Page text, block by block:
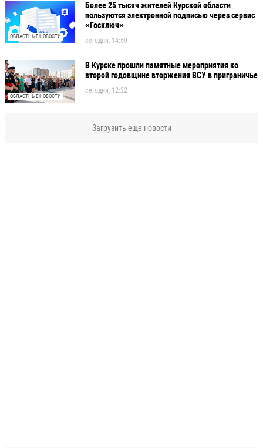
ОБЛАСТНЫЕ НОВОСТИ
Более 25 тысяч жителей Курской области
пользуются электронной подписью через сервис
«Госключ»
сегодня, 14:59
ОБЛАСТНЫЕ НОВОСТИ
В Курске прошли памятные мероприятия ко
второй годовщине вторжения ВСУ в приграничье
сегодня, 12:22
Загрузить еще новости